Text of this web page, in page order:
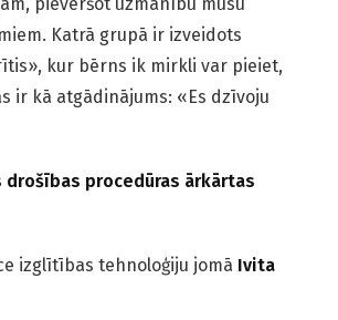
Katrā grupā ir izveidots
kur bērns ik mirkli var pieiet,
ir kā atgādinājums: «Es dzīvoju
drošības procedūras ārkārtas
izglītības tehnoloģiju jomā Ivita